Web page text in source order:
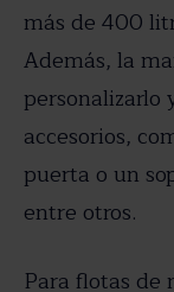
más de 400
Además, la
personalizarlo
accesorios,
puerta o un
entre otros.
Para flotas de